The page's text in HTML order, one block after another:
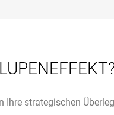
Ihre strategischen